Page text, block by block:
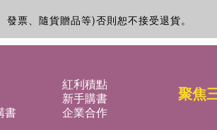
票、隨貨贈品等)否則恕不接受退貨。
紅利積點
新手購書
書
企業合作
聚焦